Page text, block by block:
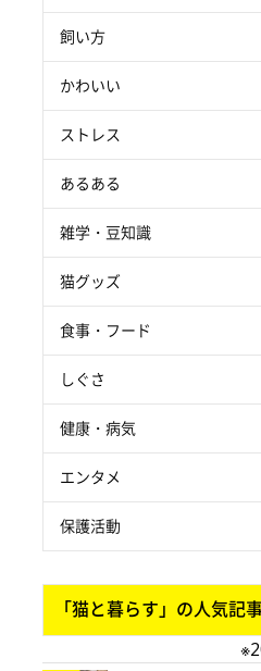
飼い方
かわいい
ストレス
あるある
雑学・豆知識
猫グッズ
食事・フード
しぐさ
健康・病気
エンタメ
保護活動
「猫と暮らす」の人気記